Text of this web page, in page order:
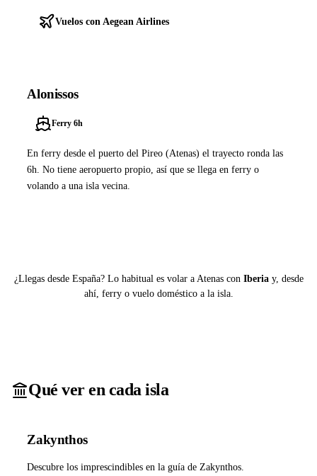
Vuelos con Aegean Airlines
Alonissos
Ferry 6h
En ferry desde el puerto del Pireo (Atenas) el trayecto ronda las
6h. No tiene aeropuerto propio, así que se llega en ferry o
volando a una isla vecina.
¿Llegas desde España? Lo habitual es volar a Atenas con Iberiay, desde
ahí, ferry o vuelo doméstico a la isla.
Qué ver en cada isla
Zakynthos
Descubre los imprescindibles en la guía de Zakynthos.